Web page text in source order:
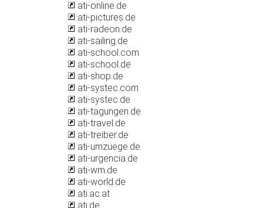
ati-online.de
ati-pictures.de
ati-radeon.de
ati-sailing.de
ati-school.com
ati-school.de
ati-shop.de
ati-systec.com
ati-systec.de
ati-tagungen.de
ati-travel.de
ati-treiber.de
ati-umzuege.de
ati-urgencia.de
ati-wm.de
ati-world.de
ati.ac.at
ati.de